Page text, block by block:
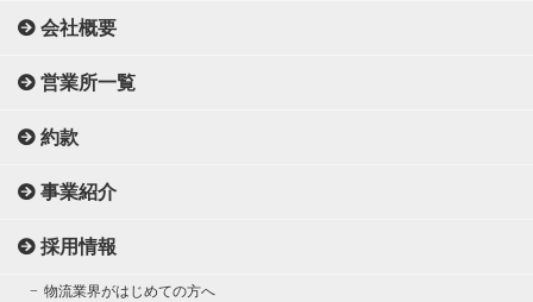
会社概要
営業所一覧
約款
事業紹介
採用情報
物流業界がはじめての方へ